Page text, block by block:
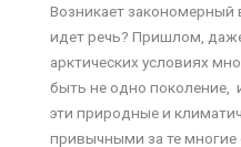
Возникает закономерный
идет речь? Пришлом,
арктических условиях
быть не одно поколение,
эти природные и
привычными за те многие